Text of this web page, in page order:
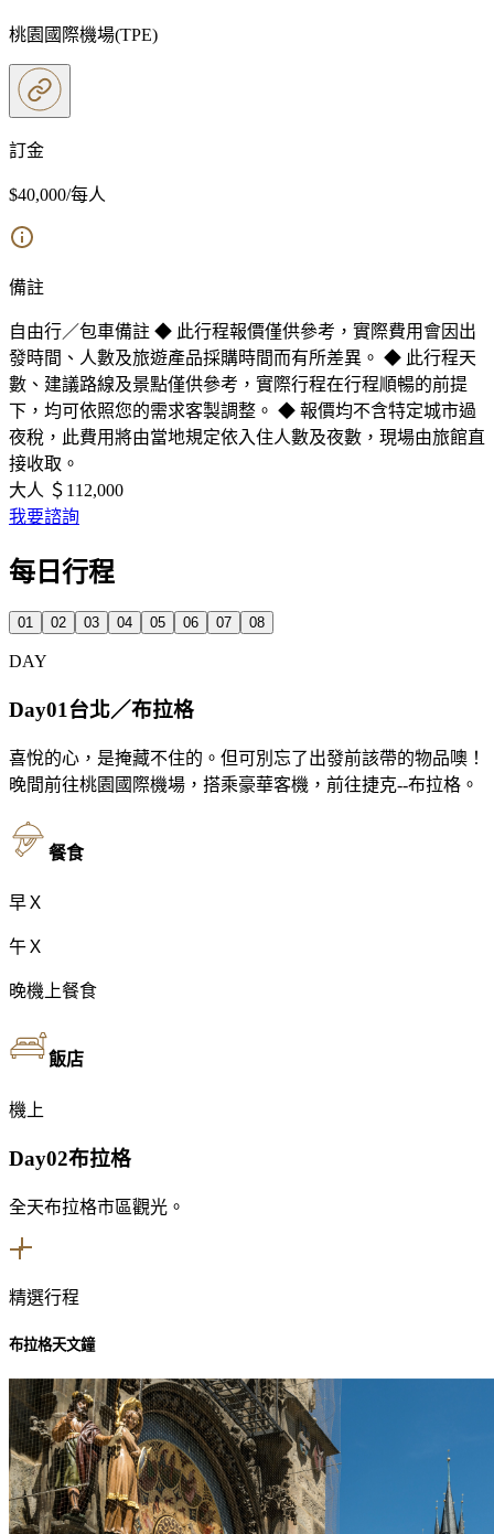
桃園國際機場(TPE)
訂金
$40,000/每人
備註
自由行／包車備註 ◆ 此行程報價僅供參考，實際費用會因出
發時間、人數及旅遊產品採購時間而有所差異。 ◆ 此行程天
數、建議路線及景點僅供參考，實際行程在行程順暢的前提
下，均可依照您的需求客製調整。 ◆ 報價均不含特定城市過
夜稅，此費用將由當地規定依入住人數及夜數，現場由旅館直
接收取。
大人 ＄ 112,000
我要諮詢
每日行程
01 02 03 04 05 06 07 08
DAY
Day01台北／布拉格
喜悅的心，是掩藏不住的。但可別忘了出發前該帶的物品噢！
晚間前往桃園國際機場，搭乘豪華客機，前往捷克--布拉格。
餐食
早Ｘ
午Ｘ
晚機上餐食
飯店
機上
Day02布拉格
全天布拉格市區觀光。
精選行程
布拉格天文鐘